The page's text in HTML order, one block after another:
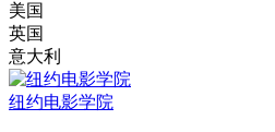
美国
英国
意大利
纽约电影学院